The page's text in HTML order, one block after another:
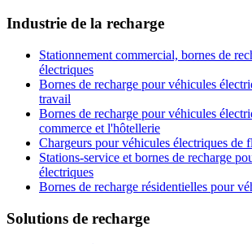
Industrie de la recharge
Stationnement commercial, bornes de
électriques
Bornes de recharge pour véhicules
travail
Bornes de recharge pour véhicules
commerce et l'hôtellerie
Chargeurs pour véhicules électriques de
Stations-service et bornes de recharge
électriques
Bornes de recharge résidentielles pour
Solutions de recharge